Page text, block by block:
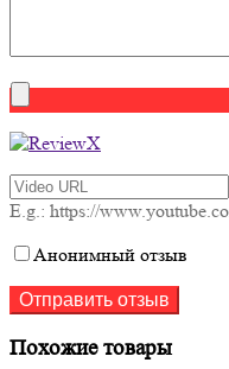
E.g.: https://
Анонимный отзыв
Похожие товары